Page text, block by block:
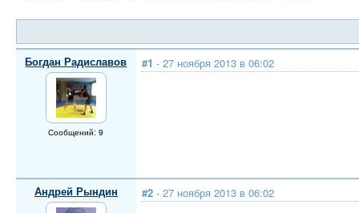
Богдан Радиславов
Сообщений: 9
#1 - 27 ноября 2013 в 06:02
Андрей Рындин #2 - 27 ноября 2013 в 06:02